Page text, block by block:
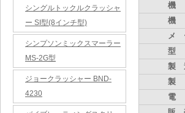
シングルトックルクラッシャ
ー SI型(8インチ型)
シンプソンミックスマーラー
MS-2G型
ジョークラッシャー BND-
4230
機
機
メ
製